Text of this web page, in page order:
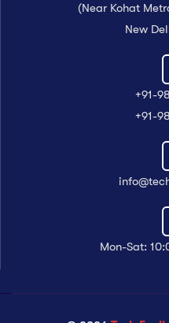
(Near Kohat
New
+91-
+91-
Mon-Sat: